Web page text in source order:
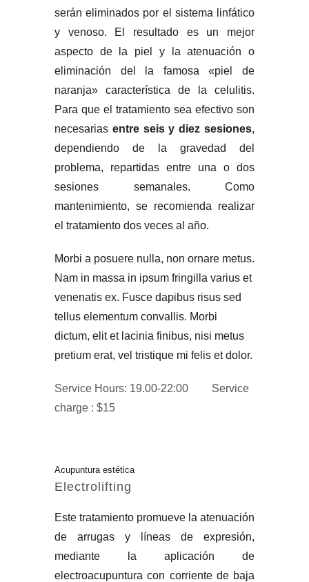
serán eliminados por el sistema linfático
y venoso. El resultado es un mejor
aspecto de la piel y la atenuación o
eliminación del la famosa «piel de
naranja» característica de la celulitis.
Para que el tratamiento sea efectivo son
necesarias entre seis y diez sesiones,
dependiendo de la gravedad del
problema, repartidas entre una o dos
sesiones semanales. Como
mantenimiento, se recomienda realizar
el tratamiento dos veces al año.
Morbi a posuere nulla, non ornare metus.
Nam in massa in ipsum fringilla varius et
venenatis ex. Fusce dapibus risus sed
tellus elementum convallis. Morbi
dictum, elit et lacinia finibus, nisi metus
pretium erat, vel tristique mi felis et dolor.
Service Hours: 19.00-22:00
Service
charge : $15
Acupuntura estética
Electrolifting
Este tratamiento promueve la atenuación
de arrugas y líneas de expresión,
mediante la aplicación de
electroacupuntura con corriente de baja